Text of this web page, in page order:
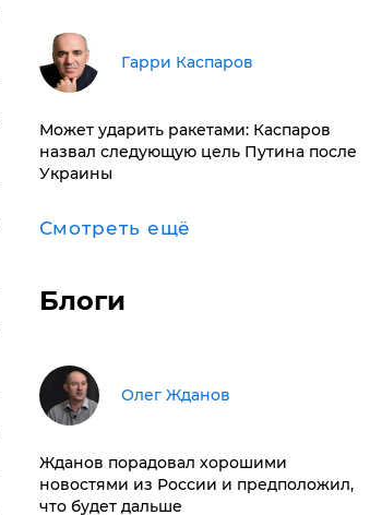
Гарри Каспаров
Может ударить ракетами: Каспаров
назвал следующую цель Путина после
Украины
Смотреть ещё
Блоги
Олег Жданов
Жданов порадовал хорошими
новостями из России и предположил,
что будет дальше